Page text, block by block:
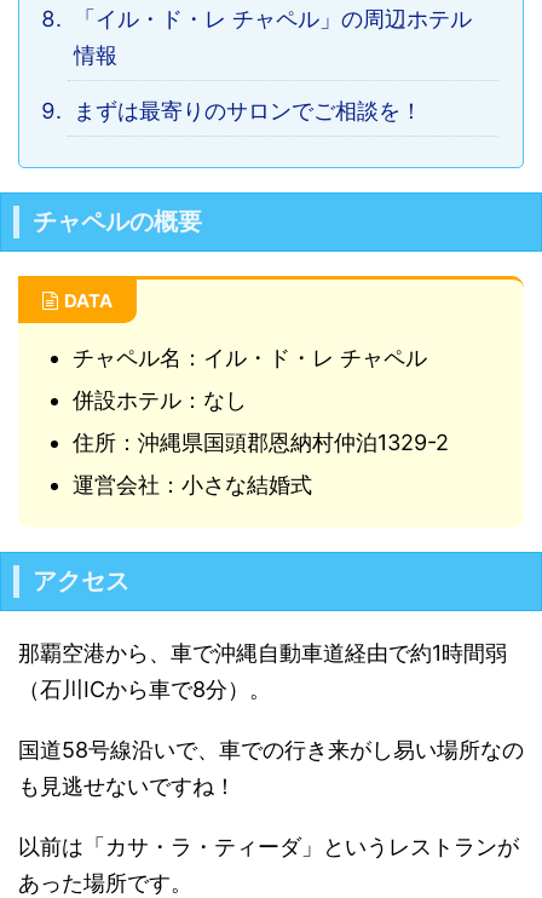
「イル・ド・レ チャペル」の周辺ホテル
情報
まずは最寄りのサロンでご相談を！
チャペルの概要
DATA
チャペル名：イル・ド・レ チャペル
併設ホテル：なし
住所：沖縄県国頭郡恩納村仲泊1329-2
運営会社：小さな結婚式
アクセス
那覇空港から、車で沖縄自動車道経由で約1時間弱
（石川ICから車で8分）。
国道58号線沿いで、車での行き来がし易い場所なの
も見逃せないですね！
以前は「カサ・ラ・ティーダ」というレストランが
あった場所です。